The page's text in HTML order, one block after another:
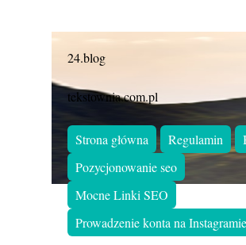
24.blog
tekstownia.com.pl
Strona główna Regulamin
Pozycjonowanie seo
Mocne Linki SEO
Prowadzenie konta na Instagramie